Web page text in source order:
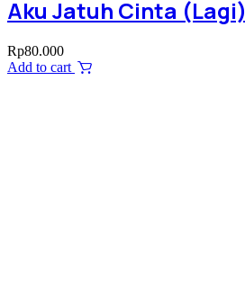
Aku Jatuh Cinta (Lagi)
Rp80.000
Add to cart